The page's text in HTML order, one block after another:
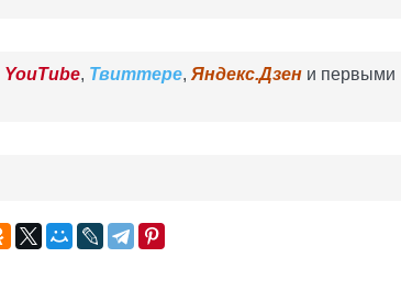
YouTube, Твиттере, Яндекс.Дзен и первыми